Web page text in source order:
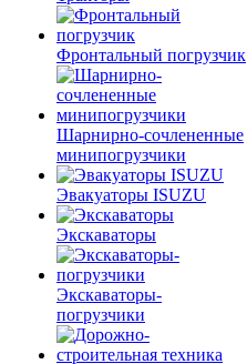
Фронтальный погрузчик
Шарнирно-сочлененные
минипогрузчики
Эвакуаторы ISUZU
Экскаваторы
Экскаваторы-
погрузчики